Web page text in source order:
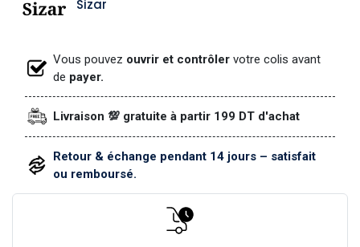
Sizar
Vous pouvez ouvrir et contrôler votre colis avant
de payer.
Livraison 💯 gratuite à partir 199 DT d'achat
Retour & échange pendant 14 jours – satisfait
ou remboursé.